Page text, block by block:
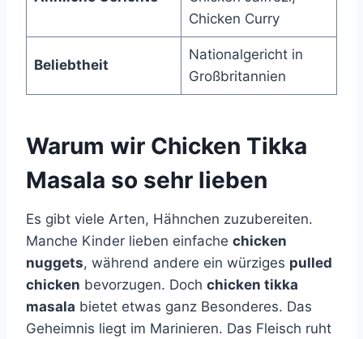
Chicken Curry
Beliebtheit
Nationalgericht in
Großbritannien
Warum wir Chicken Tikka
Masala so sehr lieben
Es gibt viele Arten, Hähnchen zuzubereiten.
Manche Kinder lieben einfache chicken
nuggets, während andere ein würziges pulled
chicken bevorzugen. Doch chicken tikka
masala bietet etwas ganz Besonderes. Das
Geheimnis liegt im Marinieren. Das Fleisch ruht